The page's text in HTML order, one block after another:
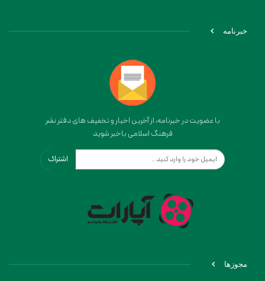
خبرنامه
با عضویت در خبرنامه، از آخرین اخبار و تخفیف های دفتر نشر
فرهنگ اسلامی باخبر شوید
اشتراک
مجوزها